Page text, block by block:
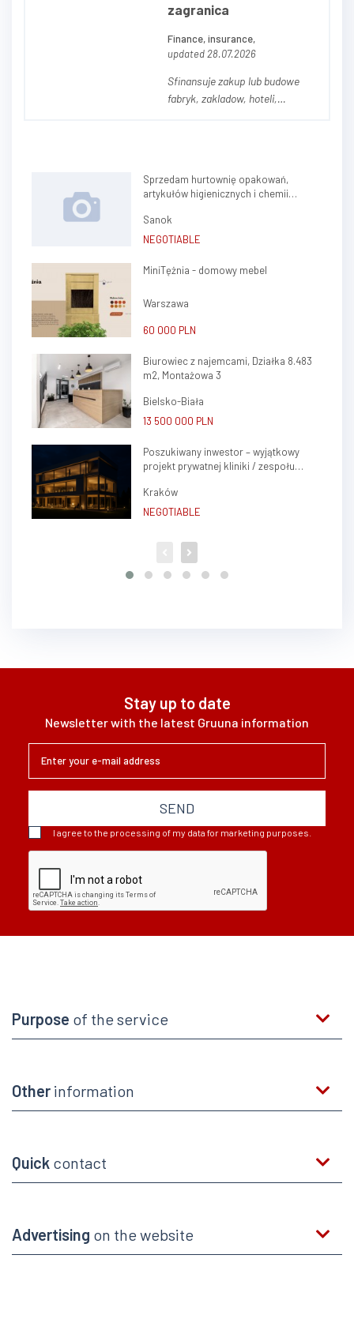
zagranica
Finance, insurance,
updated 28.07.2026
Sfinansuje zakup lub budowe
fabryk, zakladow, hoteli,
akademiki, centra logistyczne, i
innych...
Sprzedam hurtownię opakowań,
artykułów higienicznych i chemii
Sanok
NEGOTIABLE
MiniTężnia - domowy mebel
Warszawa
60 000 PLN
Biurowiec z najemcami, Działka 8.483
m2, Montażowa 3
Bielsko-Biała
13 500 000 PLN
Poszukiwany inwestor – wyjątkowy
projekt prywatnej kliniki / zespołu
(Krowodrza)
Kraków
NEGOTIABLE
Stay up to date
Newsletter with the latest Gruuna information
SEND
I agree to the processing of my data for marketing purposes.
Purpose of the service
Other information
Quick contact
Advertising on the website